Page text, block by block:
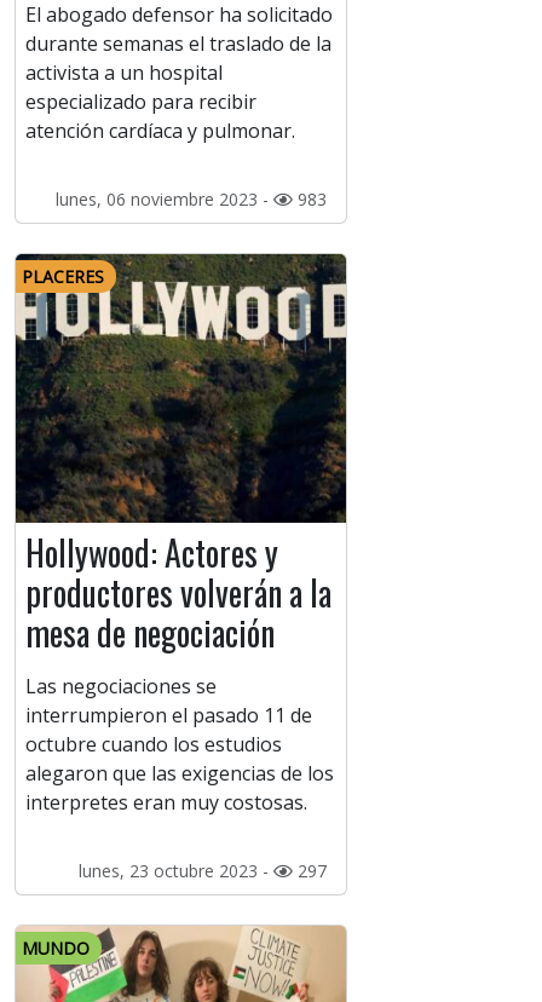
El abogado defensor ha solicitado
durante semanas el traslado de la
activista a un hospital
especializado para recibir
atención cardíaca y pulmonar.
lunes, 06 noviembre 2023 - 983
PLACERES
Hollywood: Actores y
productores volverán a la
mesa de negociación
Las negociaciones se
interrumpieron el pasado 11 de
octubre cuando los estudios
alegaron que las exigencias de los
interpretes eran muy costosas.
lunes, 23 octubre 2023 - 297
MUNDO